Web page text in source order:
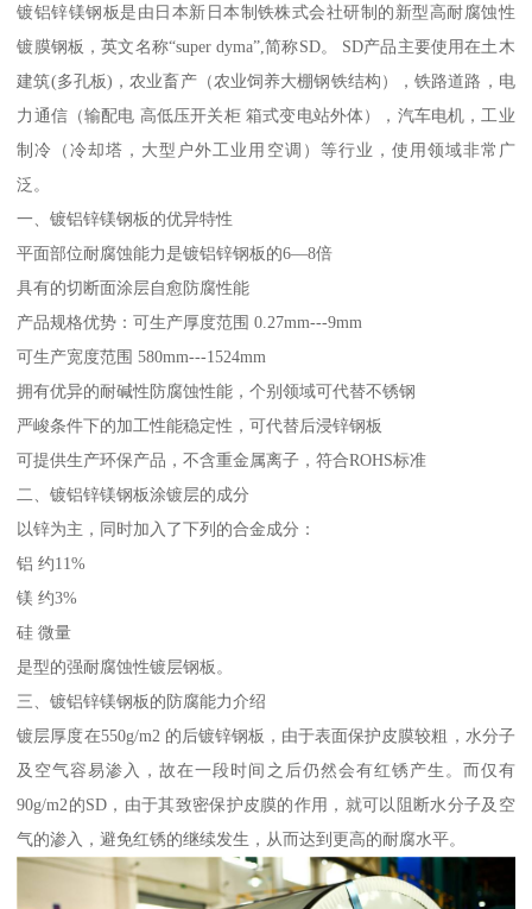
镀铝锌镁钢板是由日本新日本制铁株式会社研制的新型高耐腐蚀性
镀膜钢板，英文名称“super dyma”,简称SD。 SD产品主要使用在土木
建筑(多孔板)，农业畜产（农业饲养大棚钢铁结构），铁路道路，电
力通信（输配电 高低压开关柜 箱式变电站外体），汽车电机，工业
制冷（冷却塔，大型户外工业用空调）等行业，使用领域非常广
泛。
一、镀铝锌镁钢板的优异特性
平面部位耐腐蚀能力是镀铝锌钢板的6—8倍
具有的切断面涂层自愈防腐性能
产品规格优势：可生产厚度范围 0.27mm---9mm
可生产宽度范围 580mm---1524mm
拥有优异的耐碱性防腐蚀性能，个别领域可代替不锈钢
严峻条件下的加工性能稳定性，可代替后浸锌钢板
可提供生产环保产品，不含重金属离子，符合ROHS标准
二、镀铝锌镁钢板涂镀层的成分
以锌为主，同时加入了下列的合金成分：
铝 约11%
镁 约3%
硅 微量
是型的强耐腐蚀性镀层钢板。
三、镀铝锌镁钢板的防腐能力介绍
镀层厚度在550g/m2 的后镀锌钢板，由于表面保护皮膜较粗，水分子
及空气容易渗入，故在一段时间之后仍然会有红锈产生。而仅有
90g/m2的SD，由于其致密保护皮膜的作用，就可以阻断水分子及空
气的渗入，避免红锈的继续发生，从而达到更高的耐腐水平。